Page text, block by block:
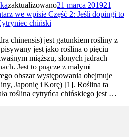
zaktualizowano21 marca 201921
we wpisie Część 2: Jeśli dopingi to
chiński
chinensis) jest gatunkiem rośliny z
jest jako roślina o pięciu
miąższu, słonych jądrach
Jest to pnącze z małymi
obszar występowania obejmuje
Japonię i Korę) [1]. Roślina ta
roślina cytryńca chińskiego jest …